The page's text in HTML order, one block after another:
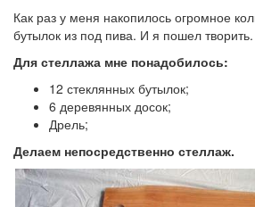
Как раз у меня накопилось огромное
бутылок из под пива. И я пошел творить.
Для стеллажа мне понадобилось:
12 стеклянных бутылок;
6 деревянных досок;
Дрель;
Делаем непосредственно стеллаж.